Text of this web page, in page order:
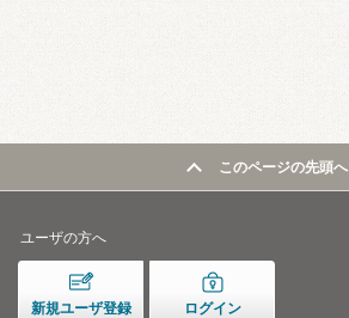
このページの先頭へ
ユーザの方へ
新規ユーザ登録 ログイン